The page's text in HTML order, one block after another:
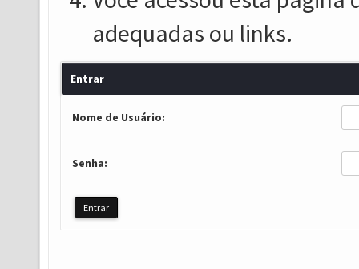
adequadas ou links.
Entrar
Nome de Usuário:
Senha: